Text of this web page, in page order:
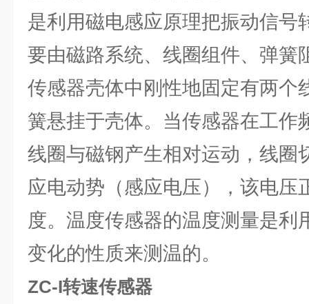
是利用磁电感应原理把振动信号
要由磁路系统、线圈组件、弹簧
传感器壳体中刚性地固定有两个
簧悬挂于壳体。当传感器在工作
线圈与磁钢产生相对运动，线圈
应电动势（感应电压），该电压
度。温度传感器的温度测量是利
变化的性质来测温的。
ZC-I转速传感器